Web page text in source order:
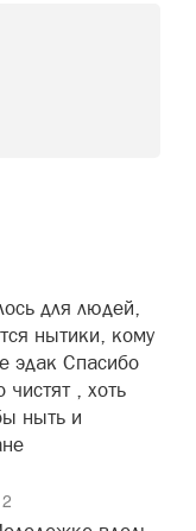
для людей,
нытики, кому
эдак Спасибо
, хоть
ныть и